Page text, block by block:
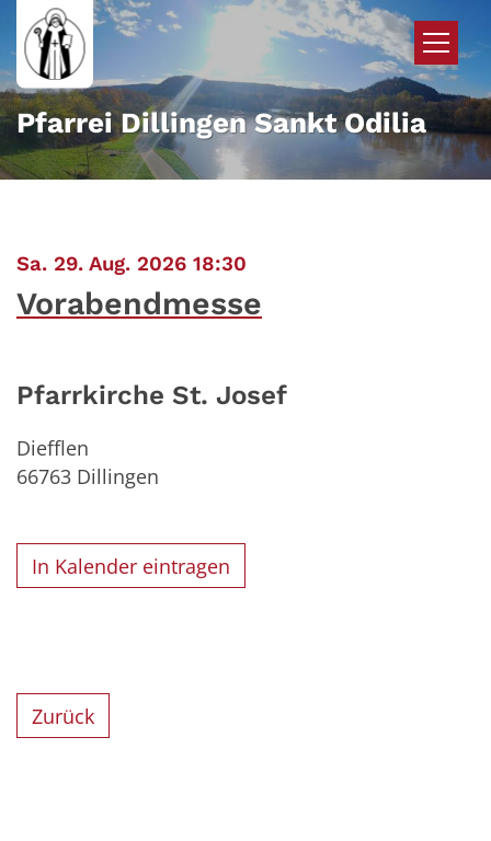
Zum Inhalt springen
Pfarrei Dillingen Sankt Odilia
Sa. 29. Aug. 2026 18:30
Vorabendmesse
Pfarrkirche St. Josef
Diefflen
66763 Dillingen
In Kalender eintragen
Zurück